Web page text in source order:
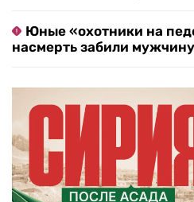
Юные «охотники на
насмерть забили